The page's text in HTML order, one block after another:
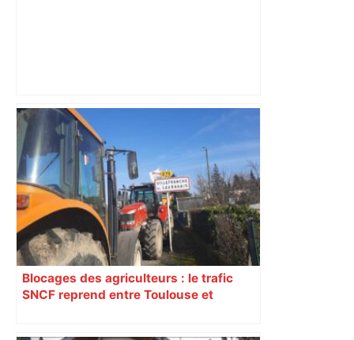
Nouveau risque de suspension pour le
chantier de l’A69 après des
débordements d’emprises des travaux
Blocages des agriculteurs : le trafic
SNCF reprend entre Toulouse et